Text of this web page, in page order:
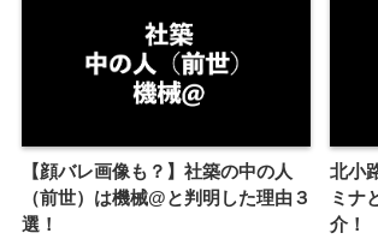
【顔バレ画像も？】社築の中の人
（前世）は機械@と判明した理由３
選！
北小
ミナ
介！